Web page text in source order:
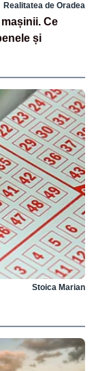
Realitatea de Oradea
Ce
și
Stoica Marian